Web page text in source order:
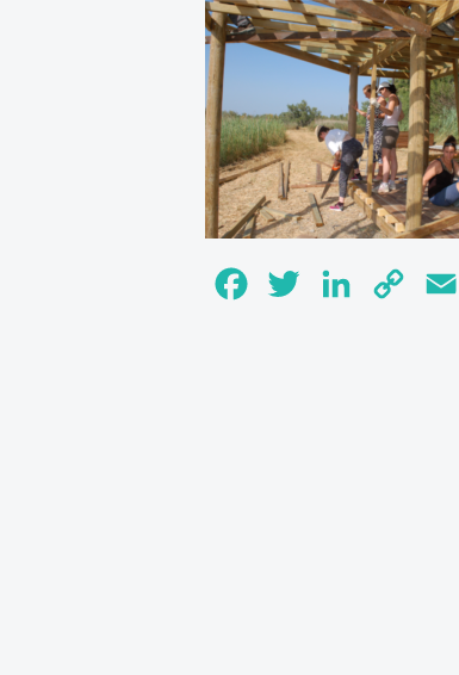
FacebookTwitter LinkedInCopy